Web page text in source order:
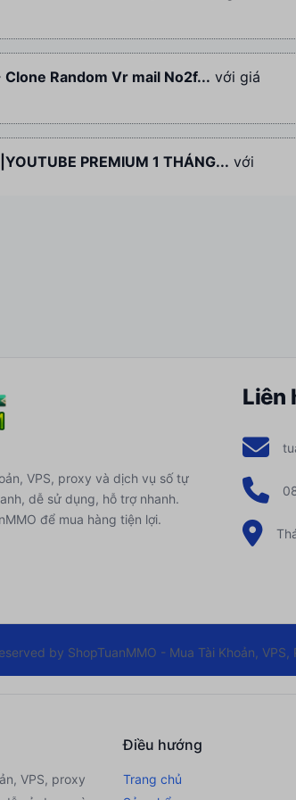
Clone Random Vr mail No2f... với giá
PREMIUM 1 THÁNG... với
|YOUTUBE PREMIUM 1 THÁNG...
PREMIUM 1 THÁNG...
với
TRUSTED (Có Skip 7 Ngà...
VPS, proxy và dịch vụ số tự
dễ sử dụng, hỗ trợ nhanh.
để mua hàng tiện lợi.
Liên
by ShopTuanMMO - Mua Tài Khoản,
VPS, proxy
Điều hướng
Trang chủ